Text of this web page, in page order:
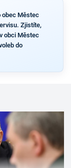
obec Městec
Zjistíte,
obci Městec
do